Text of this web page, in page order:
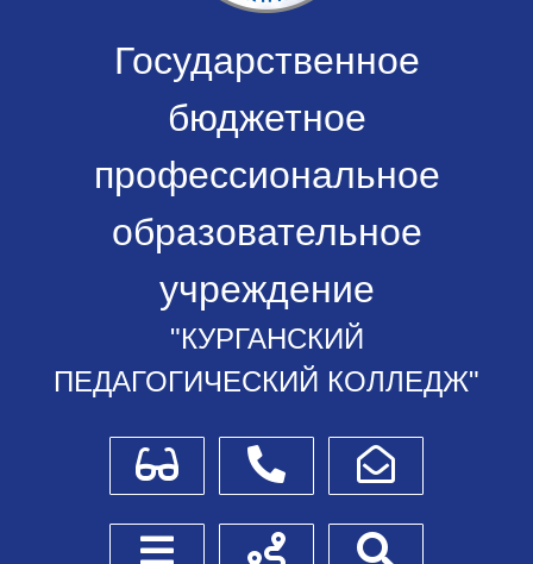
Государственное
бюджетное
профессиональное
образовательное
учреждение
"КУРГАНСКИЙ
ПЕДАГОГИЧЕСКИЙ КОЛЛЕДЖ"
Для слабовидящихТелефоныНаписать обращение
Боковое менюСхема проезда